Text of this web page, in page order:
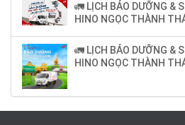
🚛 LỊCH BẢO DƯỠNG &
HINO NGỌC THÀNH
🚛 LỊCH BẢO DƯỠNG &
HINO NGỌC THÀNH